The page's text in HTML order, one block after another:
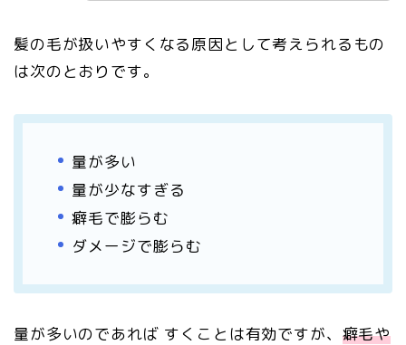
髪の毛が扱いやすくなる原因として考えられるもの
は次のとおりです。
量が多い
量が少なすぎる
癖毛で膨らむ
ダメージで膨らむ
量が多いのであれば すくことは有効ですが、 癖毛や